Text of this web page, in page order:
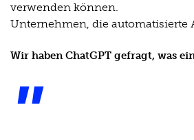
verwenden können.
Unternehmen, die
Wir haben ChatGPT gefragt, was